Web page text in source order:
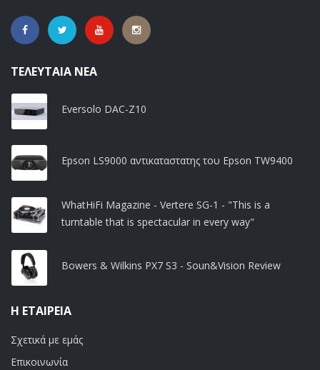
ΤΕΛΕΥΤΑΊΑ ΝΈΑ
Eversolo DAC-Z10
Epson LS9000 αντικαταστατης του Epson TW9400
WhatHiFi Magazine - Vertere SG-1 - "This is a
turntable that is spectacular in every way"
Bowers & Wilkins PX7 S3 - Soun&Vision Review
Η ΕΤΑΙΡΕΊΑ
Σχετικά με εμάς
Επικοινωνία